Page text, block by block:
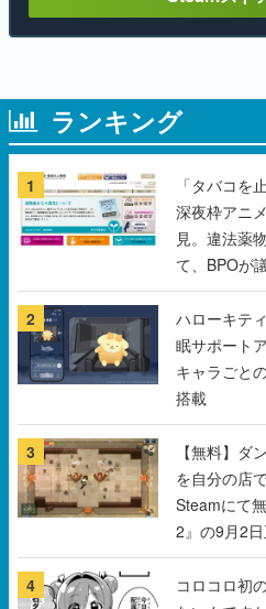
ランキング
1
「タバコを
深夜枠ア
見。違法薬
て、BPOが
2
ハローキテ
眠サポート
キャラごと
搭載
3
【無料】ダ
を自分の店
Steamにて
2』の9月2
ンペーン
4
コロコロ初
ないんです
新入社員の
にトラブル